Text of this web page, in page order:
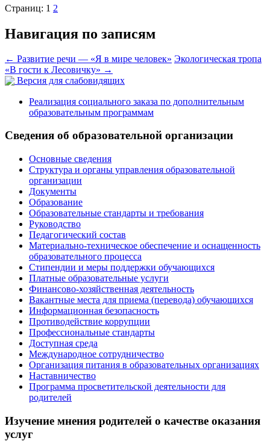
Страниц: 1 2
Навигация по записям
← Развитие речи — «Я в мире человек» Экологическая тропа
«В гости к Лесовичку» →
Версия для слабовидящих
Реализация социального заказа по дополнительным
образовательным программам
Сведения об образовательной организации
Основные сведения
Структура и органы управления образовательной
организации
Документы
Образование
Образовательные стандарты и требования
Руководство
Педагогический состав
Материально-техническое обеспечение и оснащенность
образовательного процесса
Стипендии и меры поддержки обучающихся
Платные образовательные услуги
Финансово-хозяйственная деятельность
Вакантные места для приема (перевода) обучающихся
Информационная безопасность
Противодействие коррупции
Профессиональные стандарты
Доступная среда
Международное сотрудничество
Организация питания в образовательных организациях
Наставничество
Программа просветительской деятельности для
родителей
Изучение мнения родителей о качестве оказания
услуг